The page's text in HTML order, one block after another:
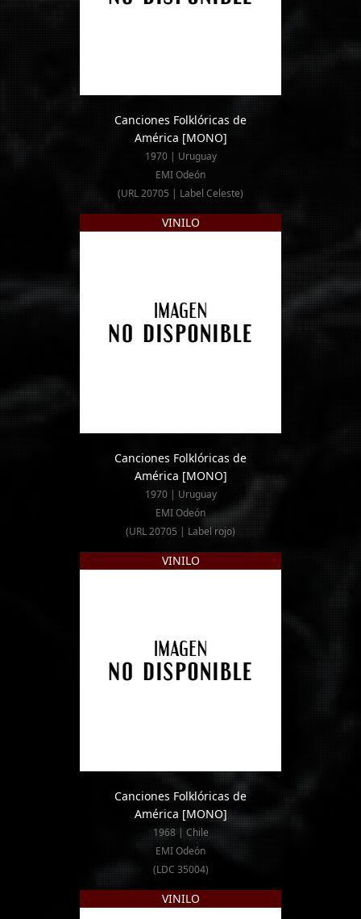
Canciones Folklóricas de
América [MONO]
1970 | Uruguay
EMI Odeón
(URL 20705 | Label Celeste)
VINILO
Canciones Folklóricas de
América [MONO]
1970 | Uruguay
EMI Odeón
(URL 20705 | Label rojo)
VINILO
Canciones Folklóricas de
América [MONO]
1968 | Chile
EMI Odeón
(LDC 35004)
VINILO